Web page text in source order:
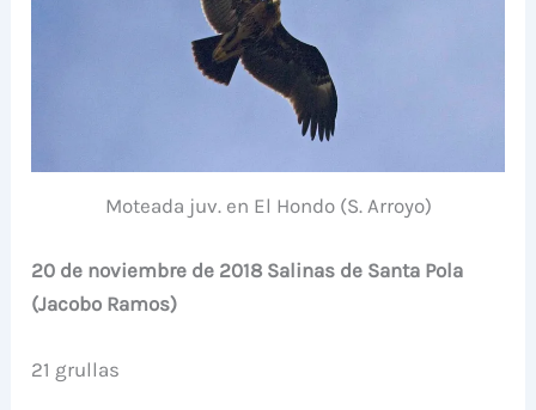
Moteada juv. en El Hondo (S. Arroyo)
20 de noviembre de 2018 Salinas de Santa Pola
(Jacobo Ramos)
21 grullas